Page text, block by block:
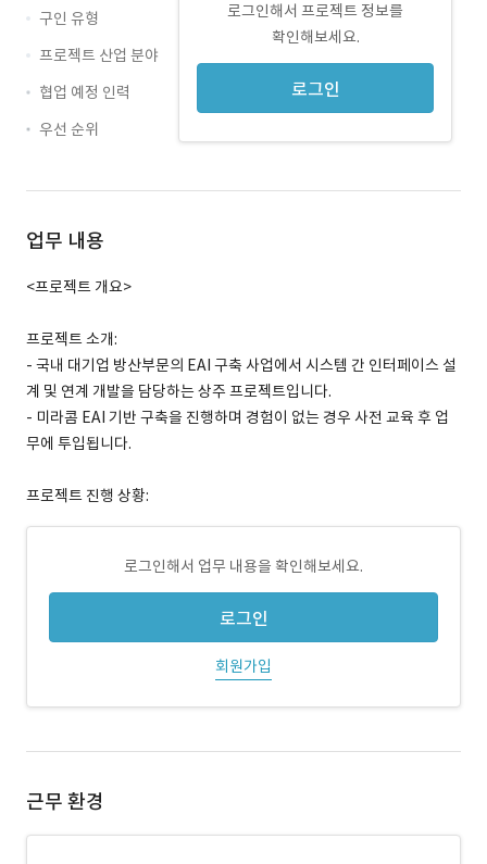
로그인해서 프로젝트 정보를
확인해보세요.
로그인
구인 유형
프로젝트 산업 분야
협업 예정 인력
우선 순위
업무 내용
<프로젝트 개요>
프로젝트 소개:
- 국내 대기업 방산부문의 EAI 구축 사업에서 시스템 간 인터페이스 설
계 및 연계 개발을 담당하는 상주 프로젝트입니다.
- 미라콤 EAI 기반 구축을 진행하며 경험이 없는 경우 사전 교육 후 업
무에 투입됩니다.
프로젝트 진행 상황:
로그인해서 업무 내용을 확인해보세요.
로그인
회원가입
근무 환경